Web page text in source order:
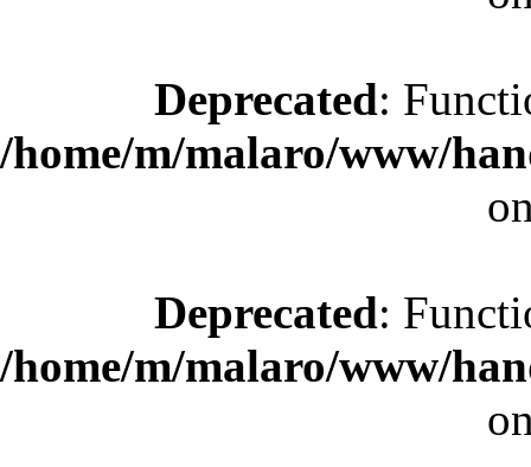
Deprecated:
/home/m/malaro/www/
Deprecated:
/home/m/malaro/www/